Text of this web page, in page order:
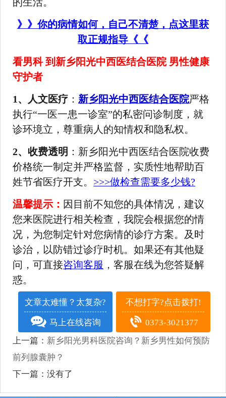
的生活。
》》你的病情如何，自己不清楚，点这里获
取正规指导《《
看男科 到新乡阳光中西医结合医院 男性健康
守护者
1、人文医疗 ：新乡阳光中西医结合医院严格
执行“一医一患一诊室”的私密问诊制度，就
诊环境立，尊重病人的知情权和隐私权。
2、收费透明 ：新乡阳光中西医结合医院收费
价格统一制定并严格监督，实质性地帮助百
姓节省医疗开支。 >>>做检查需要多少钱?
温馨提示： 因目前不知您的具体情况，建议
您来医院进行相关检查，我院会根据您的情
况，为您制定针对您病情的诊疗方案。及时
诊治，以防错过诊疗时机。如果还有其他疑
问，可直接咨询客服 ，客服在线为您答疑解
惑。
文章太难懂？太复杂?
马上在线咨询
不想打字?点击拨打!
0373-3021377
上一篇： 新乡阳光男科医院咨询？新乡男性如何预防
前列腺囊肿？
下一篇：没有了